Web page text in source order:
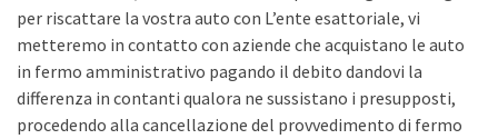
per riscattare la vostra auto con L’ente esattoriale, vi
metteremo in contatto con aziende che acquistano le auto
in fermo amministrativo pagando il debito dandovi la
differenza in contanti qualora ne sussistano i presupposti,
procedendo alla cancellazione del provvedimento di fermo